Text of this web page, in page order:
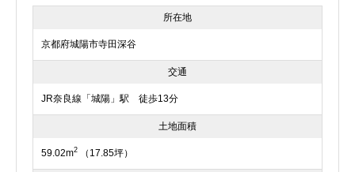
所在地
京都府城陽市寺田深谷
交通
JR奈良線「城陽」駅 徒歩13分
土地面積
59.02m2 （17.85坪）